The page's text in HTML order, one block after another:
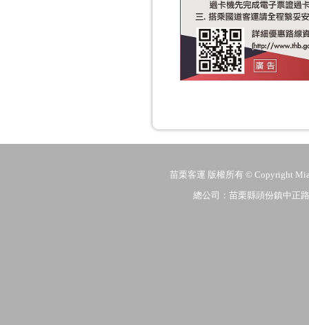
苗栗客運 版權所有 © Copyright
總公司：苗栗縣頭份鎮中正